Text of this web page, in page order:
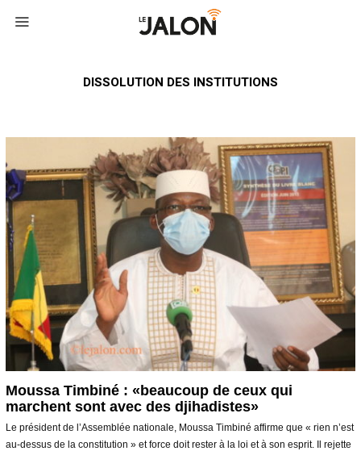
DISSOLUTION DES INSTITUTIONS
Moussa Timbiné : «beaucoup de ceux qui
marchent sont avec des djihadistes»
Le président de l’Assemblée nationale, Moussa Timbiné affirme que « rien n’est
au-dessus de la constitution » et force doit rester à la loi et à son esprit. Il rejette